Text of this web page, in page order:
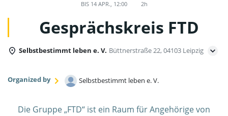
BIS 14 APR., 12:00 2h
Gesprächskreis FTD
Selbstbestimmt leben e. V. Büttnerstraße 22, 04103 Leipzig
Organized by Selbstbestimmt leben e. V.
Die Gruppe „FTD“ ist ein Raum für Angehörige von